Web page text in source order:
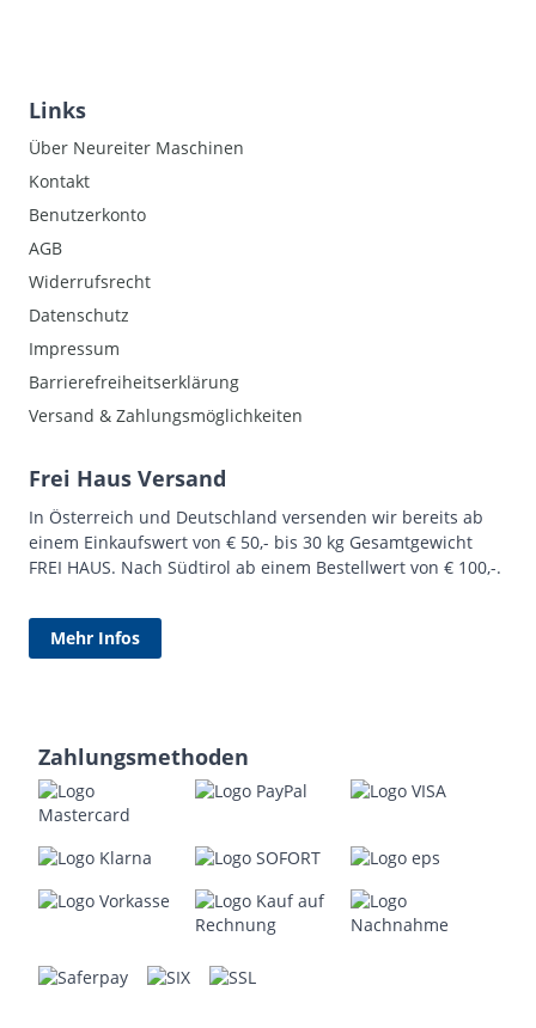
Links
Über Neureiter Maschinen
Kontakt
Benutzerkonto
AGB
Widerrufsrecht
Datenschutz
Impressum
Barrierefreiheitserklärung
Versand & Zahlungsmöglichkeiten
Frei Haus Versand
In Österreich und Deutschland versenden wir bereits ab
einem Einkaufswert von € 50,- bis 30 kg Gesamtgewicht
FREI HAUS. Nach Südtirol ab einem Bestellwert von € 100,-.
Mehr Infos
Zahlungsmethoden